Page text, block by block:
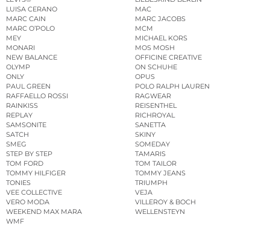
LUISA CERANO
MAC
MARC CAIN
MARC JACOBS
MARC O’POLO
MCM
MEY
MICHAEL KORS
MONARI
MOS MOSH
NEW BALANCE
OFFICINE CREATIVE
OLYMP
ON SCHUHE
ONLY
OPUS
PAUL GREEN
POLO RALPH LAUREN
RAFFAELLO ROSSI
RAGWEAR
RAINKISS
REISENTHEL
REPLAY
RICHROYAL
SAMSONITE
SANETTA
SATCH
SKINY
SMEG
SOMEDAY
STEP BY STEP
TAMARIS
TOM FORD
TOM TAILOR
TOMMY HILFIGER
TOMMY JEANS
TONIES
TRIUMPH
VEE COLLECTIVE
VEJA
VERO MODA
VILLEROY & BOCH
WEEKEND MAX MARA
WELLENSTEYN
WMF